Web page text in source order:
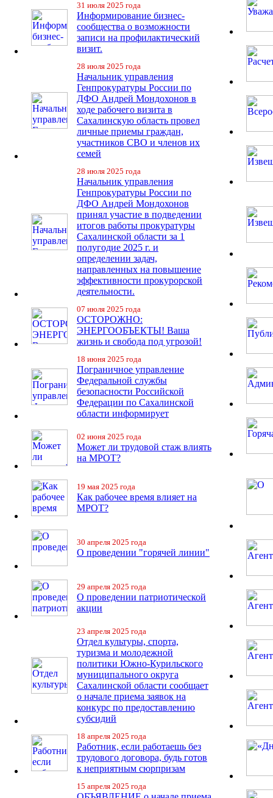
31 июля 2025 года
Информирование бизнес-
сообщества о возможности
записи на профилактический
визит.
28 июля 2025 года
Начальник управления
Генпрокуратуры России по
ДФО Андрей Мондохонов в
ходе рабочего визита в
Сахалинскую область провел
личные приемы граждан,
участников СВО и членов их
семей
28 июля 2025 года
Начальник управления
Генпрокуратуры России по
ДФО Андрей Мондохонов
принял участие в подведении
итогов работы прокуратуры
Сахалинской области за 1
полугодие 2025 г. и
определении задач,
направленных на повышение
эффективности прокурорской
деятельности.
07 июля 2025 года
ОСТОРОЖНО:
ЭНЕРГООБЪЕКТЫ! Ваша
жизнь и свобода под угрозой!
18 июня 2025 года
Пограничное управление
Федеральной службы
безопасности Российской
Федерации по Сахалинской
области информирует
02 июня 2025 года
Может ли трудовой стаж влиять
на МРОТ?
19 мая 2025 года
Как рабочее время влияет на
МРОТ?
30 апреля 2025 года
О проведении "горячей линии"
29 апреля 2025 года
О проведении патриотической
акции
23 апреля 2025 года
Отдел культуры, спорта,
туризма и молодежной
политики Южно-Курильского
муниципального округа
Сахалинской области сообщает
о начале приема заявок на
конкурс по предоставлению
субсидий
18 апреля 2025 года
Работник, если работаешь без
трудового договора, будь готов
к неприятным сюрпризам
15 апреля 2025 года